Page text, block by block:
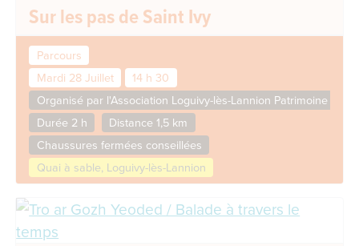
Sur les pas de Saint Ivy
Parcours
Mardi 28 Juillet
14 h 30
Organisé par l'Association Loguivy-lès-Lannion Patrimoine
Durée 2 h
Distance 1,5 km
Chaussures fermées conseillées
Quai à sable, Loguivy-lès-Lannion